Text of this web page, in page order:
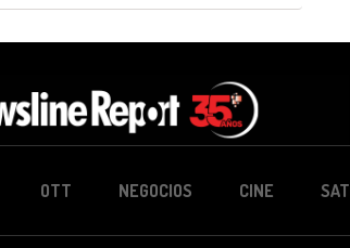
OTT NEGOCIOS CINE